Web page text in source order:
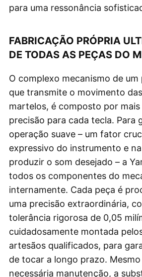
para uma ressonância
FABRICAÇÃO PRÓPRIA
DE TODAS AS PEÇAS DO
O complexo mecanismo de
que transmite o movimento
martelos, é composto por
precisão para cada tecla. Para
operação suave – um fator
expressivo do instrumento e
produzir o som desejado – a
todos os componentes do
internamente. Cada peça é
uma precisão extraordinária,
tolerância rigorosa de 0,05
cuidadosamente montada
artesãos qualificados, para
de tocar a longo prazo. Mesmo
necessária manutenção, a